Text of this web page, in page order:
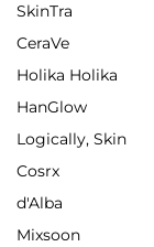
SkinTra
CeraVe
Holika Holika
HanGlow
Logically, Skin
Cosrx
d'Alba
Mixsoon